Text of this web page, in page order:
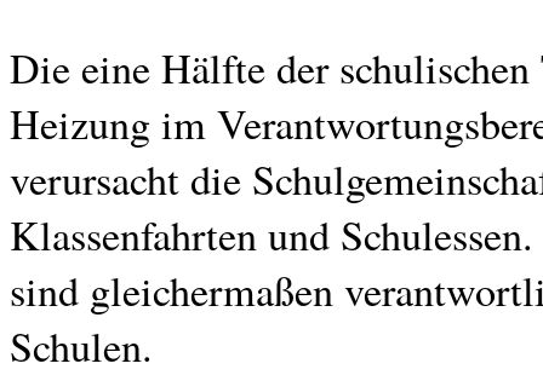
Die eine Hälfte der
Heizung im
verursacht die
Klassenfahrten und
sind gleichermaßen
Schulen.